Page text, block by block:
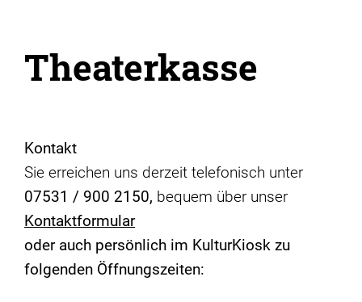
Theaterkasse
Kontakt
Sie erreichen uns derzeit telefonisch unter
07531 / 900 2150, bequem über unser
Kontaktformular
oder auch persönlich im KulturKiosk zu
folgenden Öffnungszeiten: